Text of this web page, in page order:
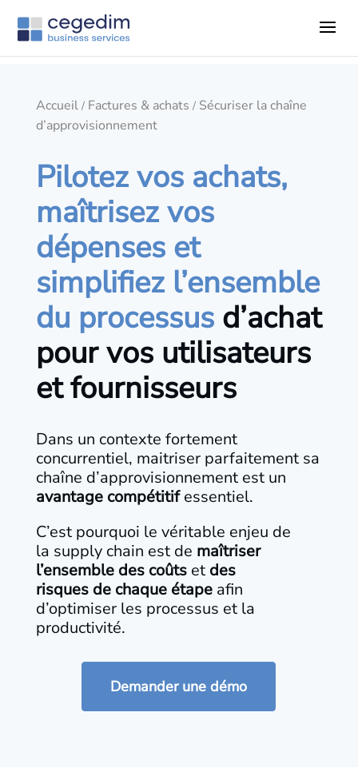
Accueil/ Factures & achats / Sécuriser la chaîne
d’approvisionnement
Pilotez vos achats,
maîtrisez vos
dépenses et
simplifiez l’ensemble
du processusd’achat
pour vos utilisateurs
et fournisseurs
Dans un contexte fortement
concurrentiel, maitriser parfaitement sa
chaîne d’approvisionnement est un
avantage compétitifessentiel.
C’est pourquoi le véritable enjeu de
la supply chain est de maîtriser
l’ensemble des coûtset des
risques de chaque étapeafin
d’optimiser les processus et la
productivité.
Demander une démo